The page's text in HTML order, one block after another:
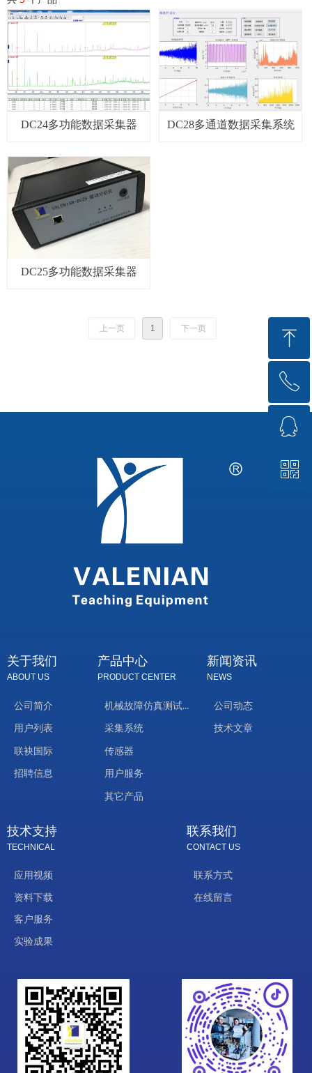
DC24多功能数据采集器 DC28多通道数据采集系统
DC25多功能数据采集器
上一页 1 下一页
公司简介
用户列表
联袂国际
招聘信息
关于我们
ABOUT US
产品中心
PRODUCT CENTER
机械故障仿真测试台
采集系统
传感器
用户服务
其它产品
新闻资讯
NEWS
公司动态
技术文章
技术支持
TECHNICAL
应用视频
资料下载
客户服务
实验成果
联系我们
CONTACT US
联系方式
在线留言
ꁸ
回到顶部
ꂅ
ꁗ
QQ客服
ꀥ